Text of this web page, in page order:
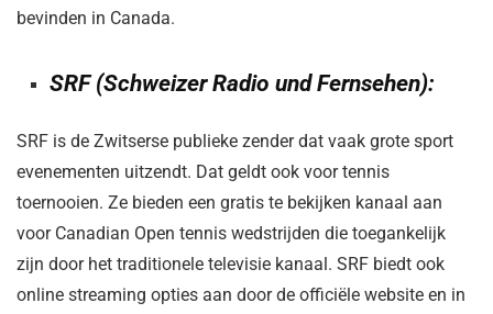
bevinden in Canada.
SRF (Schweizer Radio und Fernsehen):
SRF is de Zwitserse publieke zender dat vaak grote sport
evenementen uitzendt. Dat geldt ook voor tennis
toernooien. Ze bieden een gratis te bekijken kanaal aan
voor Canadian Open tennis wedstrijden die toegankelijk
zijn door het traditionele televisie kanaal. SRF biedt ook
online streaming opties aan door de officiële website en in